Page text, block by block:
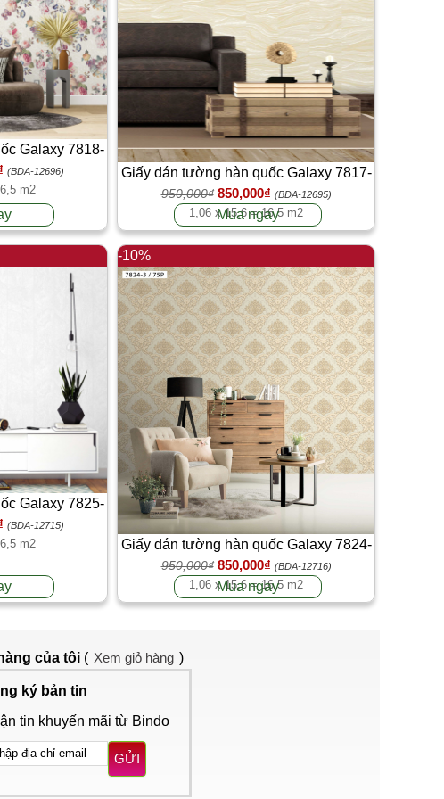
Galaxy 7818-
(BDA-12696)
m2
Giấy dán tường hàn quốc Galaxy 7817-
2
950,000₫ 850,000₫ (BDA-12695)
1,06 x 15,6 = 16,5 m2
Mua ngay
Galaxy 7825-
(BDA-12715)
m2
-10%
Giấy dán tường hàn quốc Galaxy 7824-
3
950,000₫ 850,000₫ (BDA-12716)
1,06 x 15,6 = 16,5 m2
Mua ngay
của tôi ( Xem giỏ hàng )
ký bản tin
tin khuyến mãi từ Bindo
GỬI